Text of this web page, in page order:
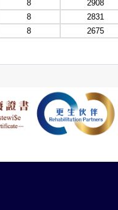
8
2908
8
2831
8 2675